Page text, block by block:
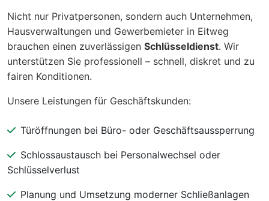
Nicht nur Privatpersonen, sondern auch Unternehmen,
Hausverwaltungen und Gewerbemieter in Eitweg
brauchen einen zuverlässigen Schlüsseldienst. Wir
unterstützen Sie professionell – schnell, diskret und zu
fairen Konditionen.
Unsere Leistungen für Geschäftskunden:
Türöffnungen bei Büro- oder Geschäftsaussperrung
Schlossaustausch bei Personalwechsel oder
Schlüsselverlust
Planung und Umsetzung moderner Schließanlagen